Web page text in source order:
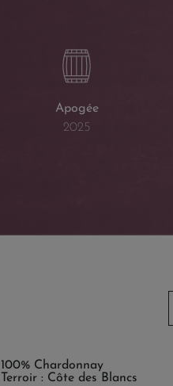
Apogée
2025
100% Chardonnay
Terroir : Côte des Blancs